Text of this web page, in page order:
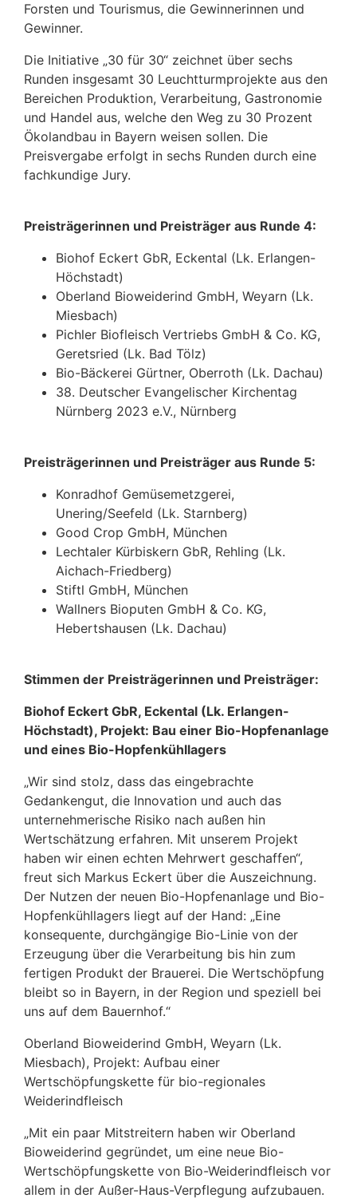
Forsten und Tourismus, die Gewinnerinnen und
Gewinner.
Die Initiative „30 für 30“ zeichnet über sechs
Runden insgesamt 30 Leuchtturmprojekte aus den
Bereichen Produktion, Verarbeitung, Gastronomie
und Handel aus, welche den Weg zu 30 Prozent
Ökolandbau in Bayern weisen sollen. Die
Preisvergabe erfolgt in sechs Runden durch eine
fachkundige Jury.
Preisträgerinnen und Preisträger aus Runde 4:
Biohof Eckert GbR, Eckental (Lk. Erlangen-
Höchstadt)
Oberland Bioweiderind GmbH, Weyarn (Lk.
Miesbach)
Pichler Biofleisch Vertriebs GmbH & Co. KG,
Geretsried (Lk. Bad Tölz)
Bio-Bäckerei Gürtner, Oberroth (Lk. Dachau)
38. Deutscher Evangelischer Kirchentag
Nürnberg 2023 e.V., Nürnberg
Preisträgerinnen und Preisträger aus Runde 5:
Konradhof Gemüsemetzgerei,
Unering/Seefeld (Lk. Starnberg)
Good Crop GmbH, München
Lechtaler Kürbiskern GbR, Rehling (Lk.
Aichach-Friedberg)
Stiftl GmbH, München
Wallners Bioputen GmbH & Co. KG,
Hebertshausen (Lk. Dachau)
Stimmen der Preisträgerinnen und Preisträger:
Biohof Eckert GbR, Eckental (Lk. Erlangen-
Höchstadt), Projekt: Bau einer Bio-Hopfenanlage
und eines Bio-Hopfenkühllagers
„Wir sind stolz, dass das eingebrachte
Gedankengut, die Innovation und auch das
unternehmerische Risiko nach außen hin
Wertschätzung erfahren. Mit unserem Projekt
haben wir einen echten Mehrwert geschaffen“,
freut sich Markus Eckert über die Auszeichnung.
Der Nutzen der neuen Bio-Hopfenanlage und Bio-
Hopfenkühllagers liegt auf der Hand: „Eine
konsequente, durchgängige Bio-Linie von der
Erzeugung über die Verarbeitung bis hin zum
fertigen Produkt der Brauerei. Die Wertschöpfung
bleibt so in Bayern, in der Region und speziell bei
uns auf dem Bauernhof.“
Oberland Bioweiderind GmbH, Weyarn (Lk.
Miesbach), Projekt: Aufbau einer
Wertschöpfungskette für bio-regionales
Weiderindfleisch
„Mit ein paar Mitstreitern haben wir Oberland
Bioweiderind gegründet, um eine neue Bio-
Wertschöpfungskette von Bio-Weiderindfleisch vor
allem in der Außer-Haus-Verpflegung aufzubauen.